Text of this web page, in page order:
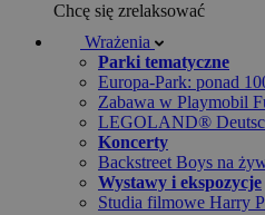
Chcę się zrelaksować
Wrażenia
Parki tematyczne
Europa-Park: ponad
Zabawa w Playmobil
LEGOLAND®
Koncerty
Backstreet Boys na
Wystawy i ekspozycje
Studia filmowe Harry